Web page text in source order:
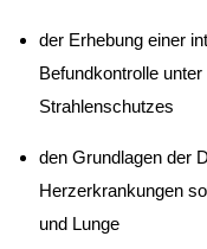
der Erhebung einer
Befundkontrolle
Strahlenschutzes
den Grundlagen der
Herzerkrankungen
und Lunge